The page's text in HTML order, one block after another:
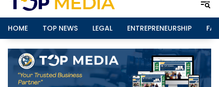
HOME TOP NEWS LEGAL ENTREPRENEURSHIP